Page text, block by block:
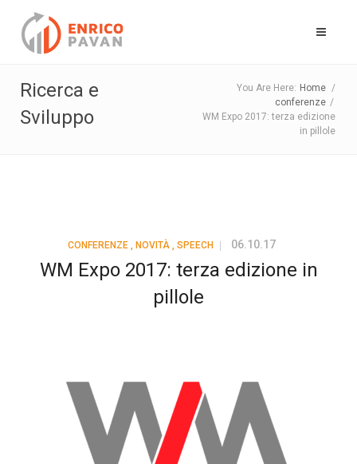
Ricerca e
Sviluppo
You Are Here: Home /
conferenze /
WM Expo 2017: terza edizione
in pillole
CONFERENZE, NOVITÀ, SPEECH 06.10.17
WM Expo 2017: terza edizione in
pillole